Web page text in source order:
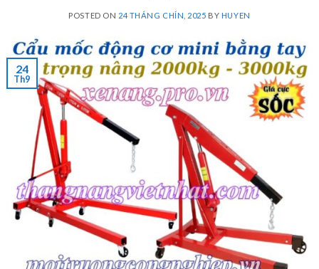
POSTED ON 24 THÁNG CHÍN, 2025 BY HUYEN
24
Th9